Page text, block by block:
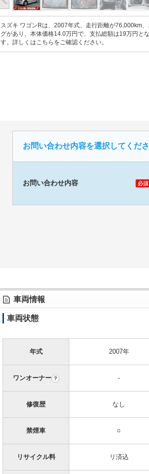
スズキ ワゴンRは、2007年式、走行距離が76,000km
グがあり、本体価格14.0万円で、支払総額は19万円と
す。 詳しくはこちらをご確認ください。
お問い合わせ内容を選択してくだ
お問い合わせ内容 必須
車両情報
車両状態
年式 2007年
ワンオーナー ？ -
修復歴 なし
禁煙車 ○
リサイクル料 リ済込